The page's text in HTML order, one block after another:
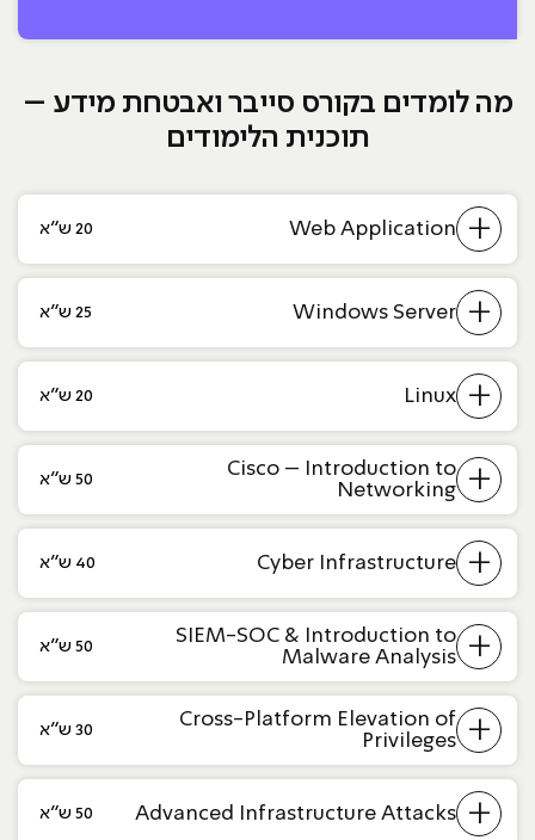
מה לומדים בקורס סייבר ואבטחת מידע –
תוכנית הלימודים
+
Web Application 20 ש״א
+
Windows Server 25 ש״א
+
Linux 20 ש״א
+
Cisco – Introduction to
Networking
50 ש״א
+
Cyber Infrastructure 40 ש״א
+
SIEM-SOC & Introduction to
Malware Analysis
50 ש״א
+
Cross-Platform Elevation of
Privileges
30 ש״א
+
Advanced Infrastructure Attacks 50 ש״א